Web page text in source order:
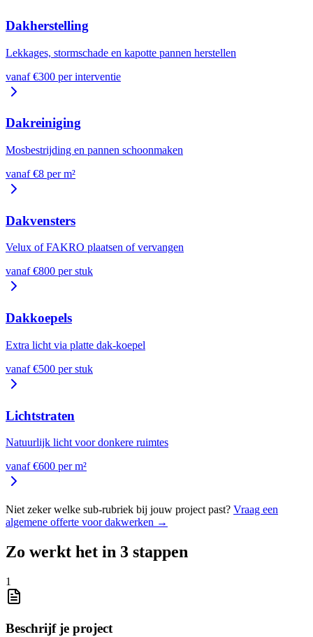
Dakherstelling
Lekkages, stormschade en kapotte pannen herstellen
vanaf €300 perinterventie
Dakreiniging
Mosbestrijding en pannen schoonmaken
vanaf €8 perm²
Dakvensters
Velux of FAKRO plaatsen of vervangen
vanaf €800 perstuk
Dakkoepels
Extra licht via platte dak-koepel
vanaf €500 perstuk
Lichtstraten
Natuurlijk licht voor donkere ruimtes
vanaf €600 perm²
Niet zeker welke sub-rubriek bij jouw project past? Vraag een
algemene offerte voordakwerken →
Zo werkt het in 3 stappen
1
Beschrijf je project